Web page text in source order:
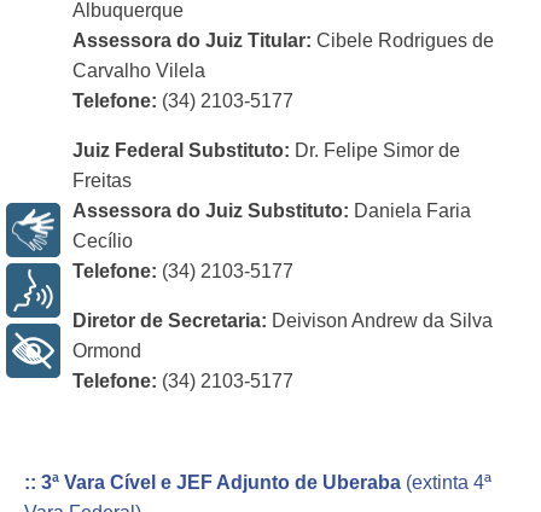
Albuquerque
Assessora do Juiz Titular: Cibele Rodrigues de
Carvalho Vilela
Telefone: (34) 2103-5177
Juiz Federal Substituto: Dr. Felipe Simor de
Freitas
Assessora do Juiz Substituto: Daniela Faria
Cecílio
Telefone: (34) 2103-5177
Diretor de Secretaria: Deivison Andrew da Silva
Ormond
Telefone: (34) 2103-5177
:: 3ª Vara Cível e JEF Adjunto de Uberaba (extinta 4ª
Libras
+ Acessibilidade